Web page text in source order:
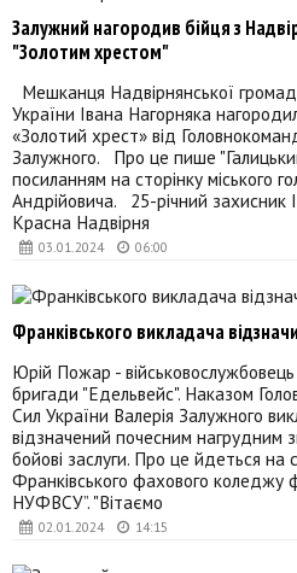
03.01.2024 06:00
Залужний нагородив бійця з
"Золотим хрестом"
Мешканця Надвірнянської
України Івана Нагорняка
«Золотий хрест» від
Залужного. Про це пише
посиланням на сторінку міського
Андрійовича. 25-річний захисник
Красна Надвірня
02.01.2024 14:15
Франківського викладача
Юрій Пожар -
бригади "Едельвейс". Наказом
Сил України Валерія Залужного
відзначений почесним нагрудним
бойові заслуги. Про це йдеться на
Франківського фахового коледжу
НУФВСУ”. "Вітаємо